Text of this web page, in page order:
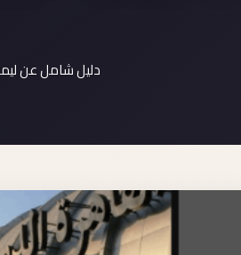
دليل شامل عن